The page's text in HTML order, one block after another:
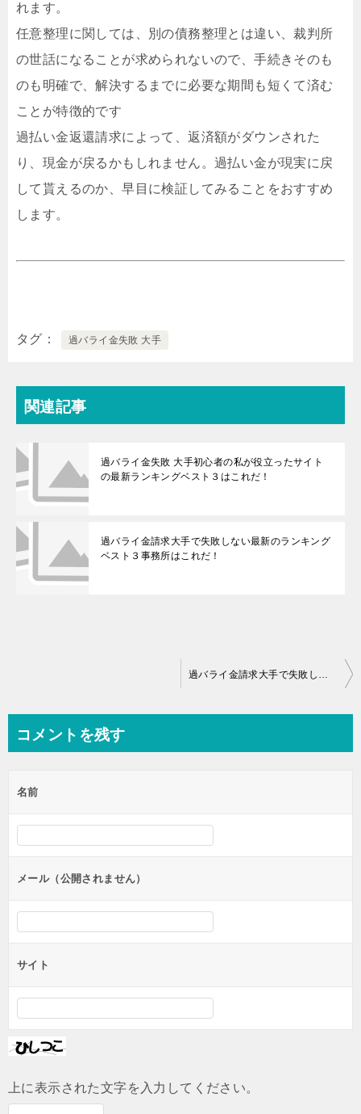
れます。
任意整理に関しては、別の債務整理とは違い、裁判所
の世話になることが求められないので、手続きそのも
のも明確で、解決するまでに必要な期間も短くて済む
ことが特徴的です
過払い金返還請求によって、返済額がダウンされた
り、現金が戻るかもしれません。過払い金が現実に戻
して貰えるのか、早目に検証してみることをおすすめ
します。
タグ 過バライ金失敗 大手
関連記事
過バライ金失敗 大手初心者の私が役立ったサイト
の最新ランキングベスト３はこれだ！
過バライ金請求大手で失敗しない最新のランキング
ベスト３事務所はこれだ！
ビ
ー
シ
ン
過バライ金請求大手で失敗しない最新のランキングベスト３事務所はこれだ！
コメントを残す
名前
メール（公開されません）
サイト
上に表示された文字を入力してください。